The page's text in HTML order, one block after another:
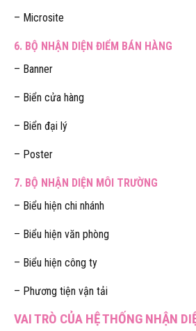
– Microsite
6. BỘ NHẬN DIỆN ĐIỂM BÁN HÀNG
– Banner
– Biển cửa hàng
– Biển đại lý
– Poster
7. BỘ NHẬN DIỆN MÔI TRƯỜNG
– Biểu hiện chi nhánh
– Biểu hiện văn phòng
– Biểu hiện công ty
– Phương tiện vận tải
VAI TRÒ CỦA HỆ THỐNG NHẬN